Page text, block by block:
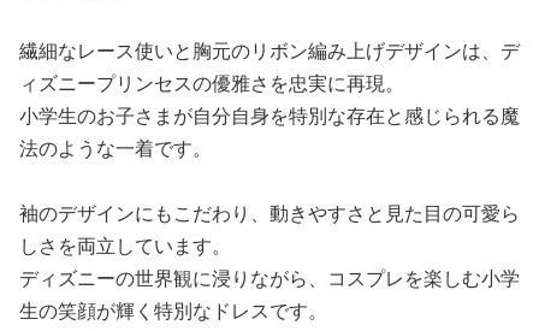
繊細なレース使いと胸元のリボン編み上げデザインは、デ
ィズニープリンセスの優雅さを忠実に再現。
小学生のお子さまが自分自身を特別な存在と感じられる魔
法のような一着です。
袖のデザインにもこだわり、動きやすさと見た目の可愛ら
しさを両立しています。
ディズニーの世界観に浸りながら、コスプレを楽しむ小学
生の笑顔が輝く特別なドレスです。